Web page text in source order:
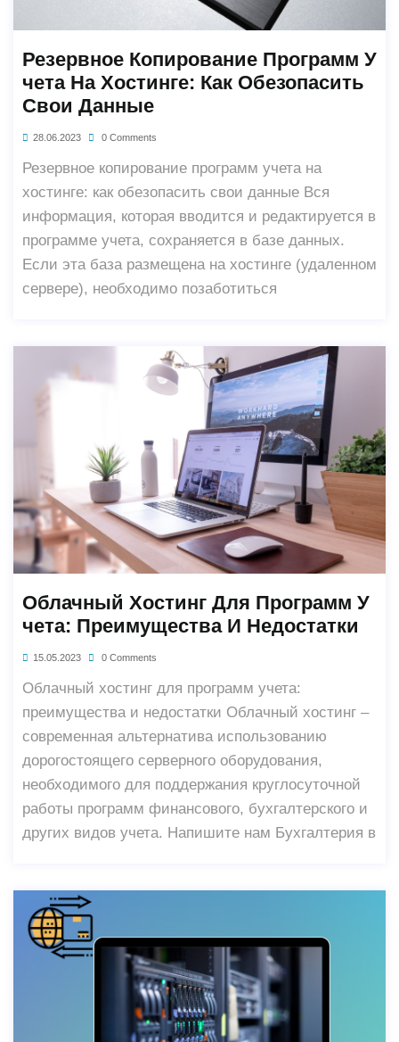
Резервное Копирование Программ У
Чета На Хостинге: Как Обезопасить
Свои Данные
28.06.2023 0 Comments
Резервное копирование программ учета на
хостинге: как обезопасить свои данные Вся
информация, которая вводится и редактируется в
программе учета, сохраняется в базе данных.
Если эта база размещена на хостинге (удаленном
сервере), необходимо позаботиться
Облачный Хостинг Для Программ У
Чета: Преимущества И Недостатки
15.05.2023 0 Comments
Облачный хостинг для программ учета:
преимущества и недостатки Облачный хостинг –
современная альтернатива использованию
дорогостоящего серверного оборудования,
необходимого для поддержания круглосуточной
работы программ финансового, бухгалтерского и
других видов учета. Напишите нам Бухгалтерия в